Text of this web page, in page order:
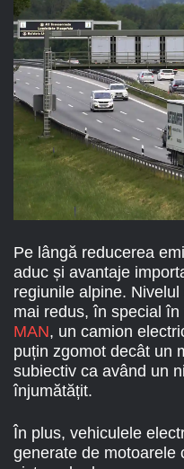
Pe lângă reducerea
aduc și avantaje
regiunile alpine.
mai redus, în special
MAN, un camion
puțin zgomot decât un
subiectiv ca având un
înjumătățit.
În plus, vehiculele
generate de motoarele